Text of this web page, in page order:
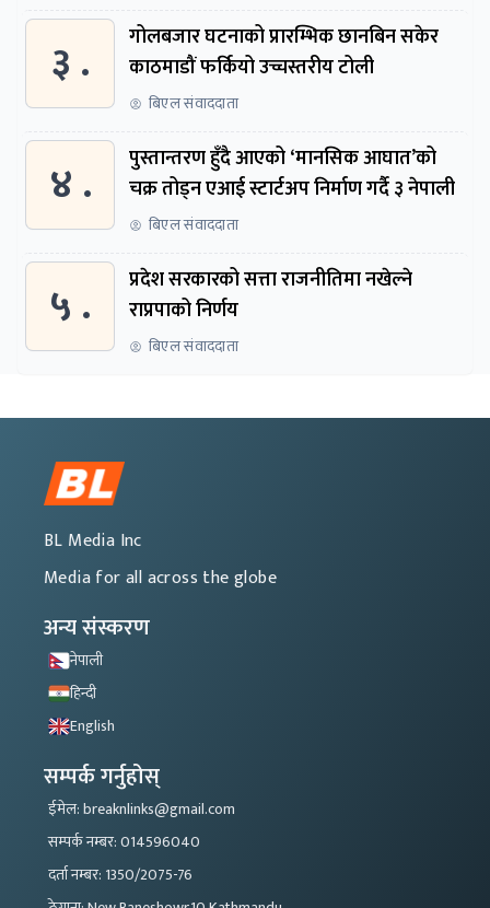
३ .
गोलबजार घटनाको प्रारम्भिक छानबिन सकेर
काठमाडौं फर्कियो उच्चस्तरीय टोली
बिएल संवाददाता
४ .
पुस्तान्तरण हुँदै आएको ‘मानसिक आघात’को
चक्र तोड्न एआई स्टार्टअप निर्माण गर्दै ३ नेपाली
बिएल संवाददाता
५ .
प्रदेश सरकारको सत्ता राजनीतिमा नखेल्ने
राप्रपाको निर्णय
बिएल संवाददाता
BL Media Inc
Media for all across the globe
अन्य संस्करण
नेपाली
हिन्दी
English
सम्पर्क गर्नुहोस्
ईमेल: breaknlinks@gmail.com
सम्पर्क नम्बर: 014596040
दर्ता नम्बर: 1350/2075-76